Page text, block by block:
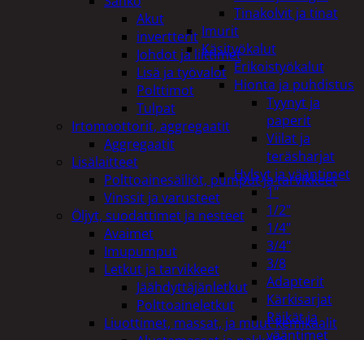
Tinakolvit ja tinat
Imurit
Käsityökalut
Erikoistyökalut
Hionta ja puhdistus
Tyynyt ja
paperit
Viilat ja
teräsharjat
Hylsyt ja vääntimet
1"
1/2"
1/4"
3/4"
3/8
Adapterit
Kärkisarjat
Räikät ja
vääntimet
Akut
invertterit
Johdot ja liittimet
Lisä ja työvalot
Polttimot
Tulpat
Irtomoottorit, aggregaatit
Aggregaatit
Lisälaitteet
Polttoainesäiliöt, pumput ja tarvikkeet
Vinssit ja varusteet
Öljyt, suodattimet ja nesteet
Avaimet
Imupumput
Letkut ja tarvikkeet
Jäähdyttäjänletkut
Polttoaineletkut
Liuottimet, massat, ja muut kemikaalit